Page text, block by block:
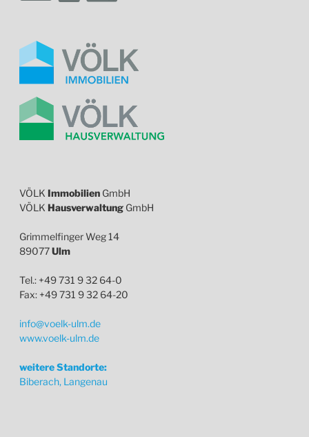
VÖLK Immobilien GmbH
VÖLK Hausverwaltung GmbH
Grimmelfinger Weg 14
89077Ulm
Tel.: +49 731 9 32 64-0
Fax: +49 731 9 32 64-20
info@voelk-ulm.de
www.voelk-ulm.de
weitere Standorte:
Biberach, Langenau